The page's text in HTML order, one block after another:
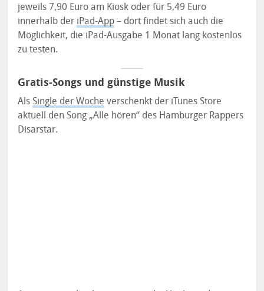
jeweils 7,90 Euro am Kiosk oder für 5,49 Euro
innerhalb der iPad-App – dort findet sich auch die
Möglichkeit, die iPad-Ausgabe 1 Monat lang kostenlos
zu testen.
Gratis-Songs und günstige Musik
Als Single der Woche verschenkt der iTunes Store
aktuell den Song „Alle hören“ des Hamburger Rappers
Disarstar.